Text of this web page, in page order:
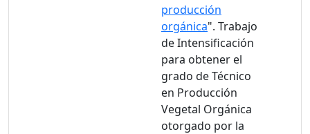
producción
orgánica". Trabajo
de Intensificación
para obtener el
grado de Técnico
en Producción
Vegetal Orgánica
otorgado por la